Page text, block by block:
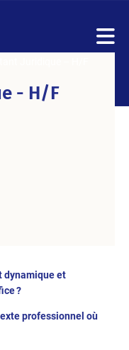
- H/F
dynamique et
?
professionnel où